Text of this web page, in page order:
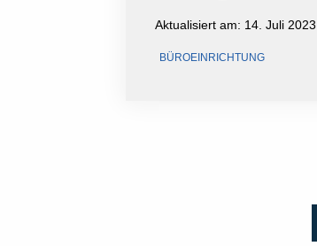
Aktualisiert am: 14. Juli 2023
BÜROEINRICHTUNG